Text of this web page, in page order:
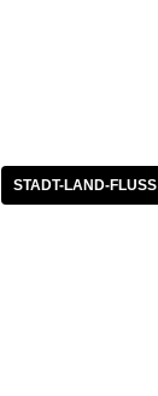
STADT-LAND-FLUSS